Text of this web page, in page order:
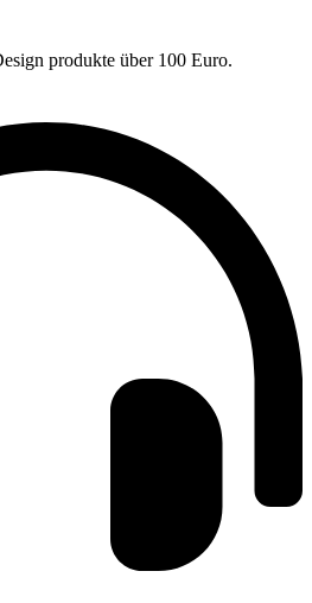
produkte über 100 Euro.